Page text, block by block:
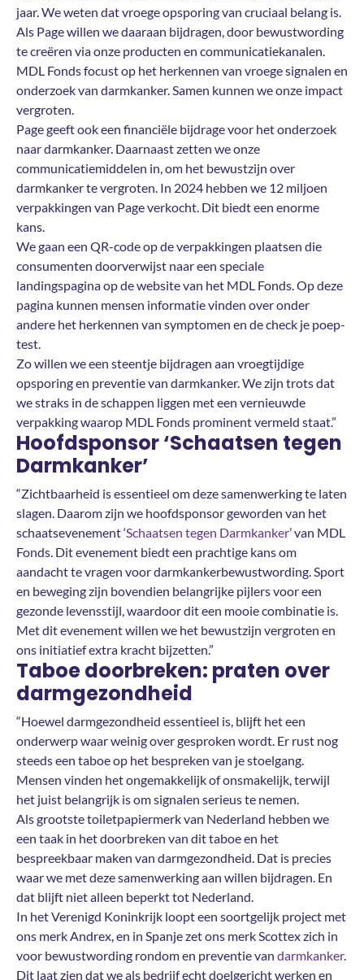
jaar. We weten dat vroege opsporing van cruciaal belang is.
Als Page willen we daaraan bijdragen, door bewustwording
te creëren via onze producten en communicatiekanalen.
MDL Fonds focust op het herkennen van vroege signalen en
onderzoek van darmkanker. Samen kunnen we onze impact
vergroten.
Page geeft ook een financiële bijdrage voor het onderzoek
naar darmkanker. Daarnaast zetten we onze
communicatiemiddelen in, om het bewustzijn over
darmkanker te vergroten. In 2024 hebben we 12 miljoen
verpakkingen van Page verkocht. Dit biedt een enorme
kans.
We gaan een QR-code op de verpakkingen plaatsen die
consumenten doorverwijst naar een speciale
landingspagina op de website van het MDL Fonds. Op deze
pagina kunnen mensen informatie vinden over onder
andere het herkennen van symptomen en de check je poep-
test.
Zo willen we een steentje bijdragen aan vroegtijdige
opsporing en preventie van darmkanker. We zijn trots dat
we straks in de schappen liggen met een vernieuwde
verpakking waarop MDL Fonds prominent vermeld staat.”
Hoofdsponsor ‘Schaatsen tegen
Darmkanker’
“Zichtbaarheid is essentieel om deze samenwerking te laten
slagen. Daarom zijn we hoofdsponsor geworden van het
schaatsevenement ‘Schaatsen tegen Darmkanker’ van MDL
Fonds. Dit evenement biedt een prachtige kans om
aandacht te vragen voor darmkankerbewustwording. Sport
en beweging zijn bovendien belangrijke pijlers voor een
gezonde levensstijl, waardoor dit een mooie combinatie is.
Met dit evenement willen we het bewustzijn vergroten en
ons initiatief extra kracht bijzetten.”
Taboe doorbreken: praten over
darmgezondheid
“Hoewel darmgezondheid essentieel is, blijft het een
onderwerp waar weinig over gesproken wordt. Er rust nog
steeds een taboe op het bespreken van je stoelgang.
Mensen vinden het ongemakkelijk of onsmakelijk, terwijl
het juist belangrijk is om signalen serieus te nemen.
Als grootste toiletpapiermerk van Nederland hebben we
een taak in het doorbreken van dit taboe en het
bespreekbaar maken van darmgezondheid. Dat is precies
waar we met deze samenwerking aan willen bijdragen. En
dat blijft niet alleen beperkt tot Nederland.
In het Verenigd Koninkrijk loopt een soortgelijk project met
ons merk Andrex, en in Spanje zet ons merk Scottex zich in
voor bewustwording rondom en preventie van darmkanker.
Dit laat zien dat we als bedrijf echt doelgericht werken en